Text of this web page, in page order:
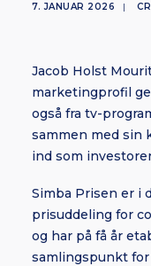
BORNHOLM
SUBSCRIBE
7. JANUAR 2026 |
Jacob Holst
marketingprofil
også fra tv-
sammen med sin
ind som
Simba Prisen er i
prisuddeling for
og har på få år
samlingspunkt